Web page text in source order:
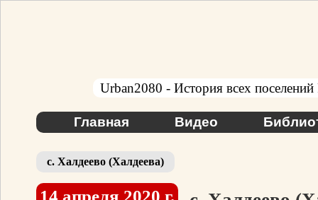
Urban2080 - История всех поселений
Главная Видео
с. Халдеево (Халдеева)
14 апреля 2020 г.